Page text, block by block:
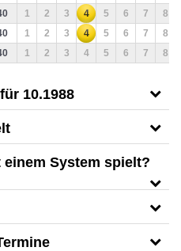
1 2 3 4 5 6 7
8
1 2 3 4 5 6 7
8
1 2 3 4 5 6 7 8
10.1988
einem System spielt?